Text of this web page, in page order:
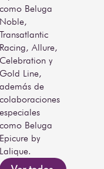
Beluga
Allure,
y
Line,
de
Beluga
by